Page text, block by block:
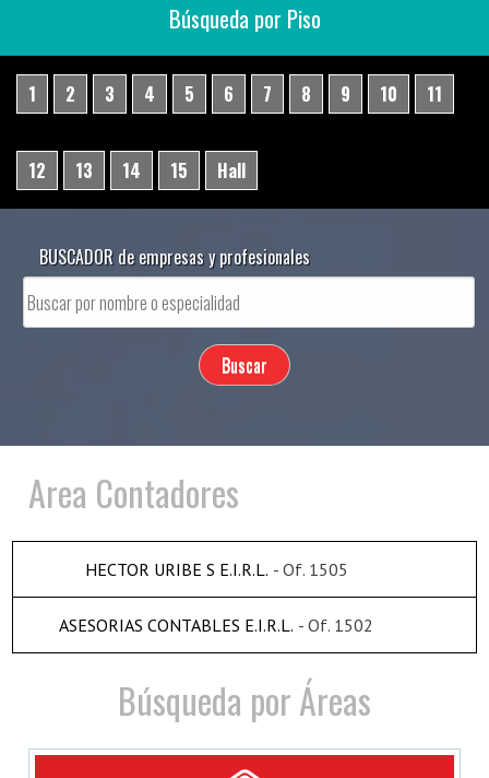
Búsqueda por Piso
1 2 3 4 5 6 7 8 9 10 11
12 13 14 15 Hall
BUSCADOR de empresas y profesionales
Area Contadores
HECTOR URIBE S E.I.R.L. - Of. 1505
ASESORIAS CONTABLES E.I.R.L. - Of. 1502
Búsqueda por Áreas